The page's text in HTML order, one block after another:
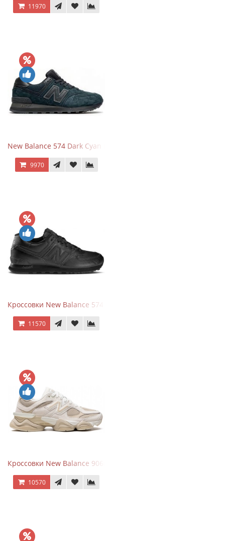
11970
New Balance 574 Dark Cyan Black Suede
9970
Кроссовки New Balance 574 Triple Black Leather
11570
Кроссовки New Balance 9060 Beige White
10570